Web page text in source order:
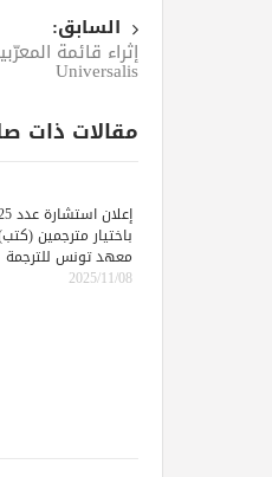
السابق:
إثراء قائمة
Universalis
مقالات ذات
باختيار مترجمين
معهد تونس للترجمة
2025/11/08